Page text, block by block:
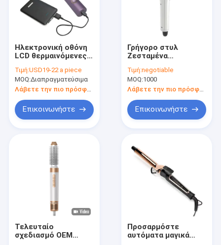
Ηλεκτρονική οθόνη
LCD θερμαινόμενες
μαλλίτρινες με
αδιάβροχο κινητήρα
συνεχούς ρεύματος
Τιμή:USD19-22 a piece
MOQ:Διαπραγματεύσιμα
Λάβετε την πιο πρόσφατη τιμή
Επικοινωνήστε
Γρήγορο στυλ
Ζεσταμένα
Κουλουριές και
ευθυγράμμιση
μαλλιών σε μία φορά
Τιμή:negotiable
MOQ:1000
Επικοινωνήστε
Τελευταίο
σχεδιασμό OEM
Προσαρμόστε
αυτόματα μαγικά